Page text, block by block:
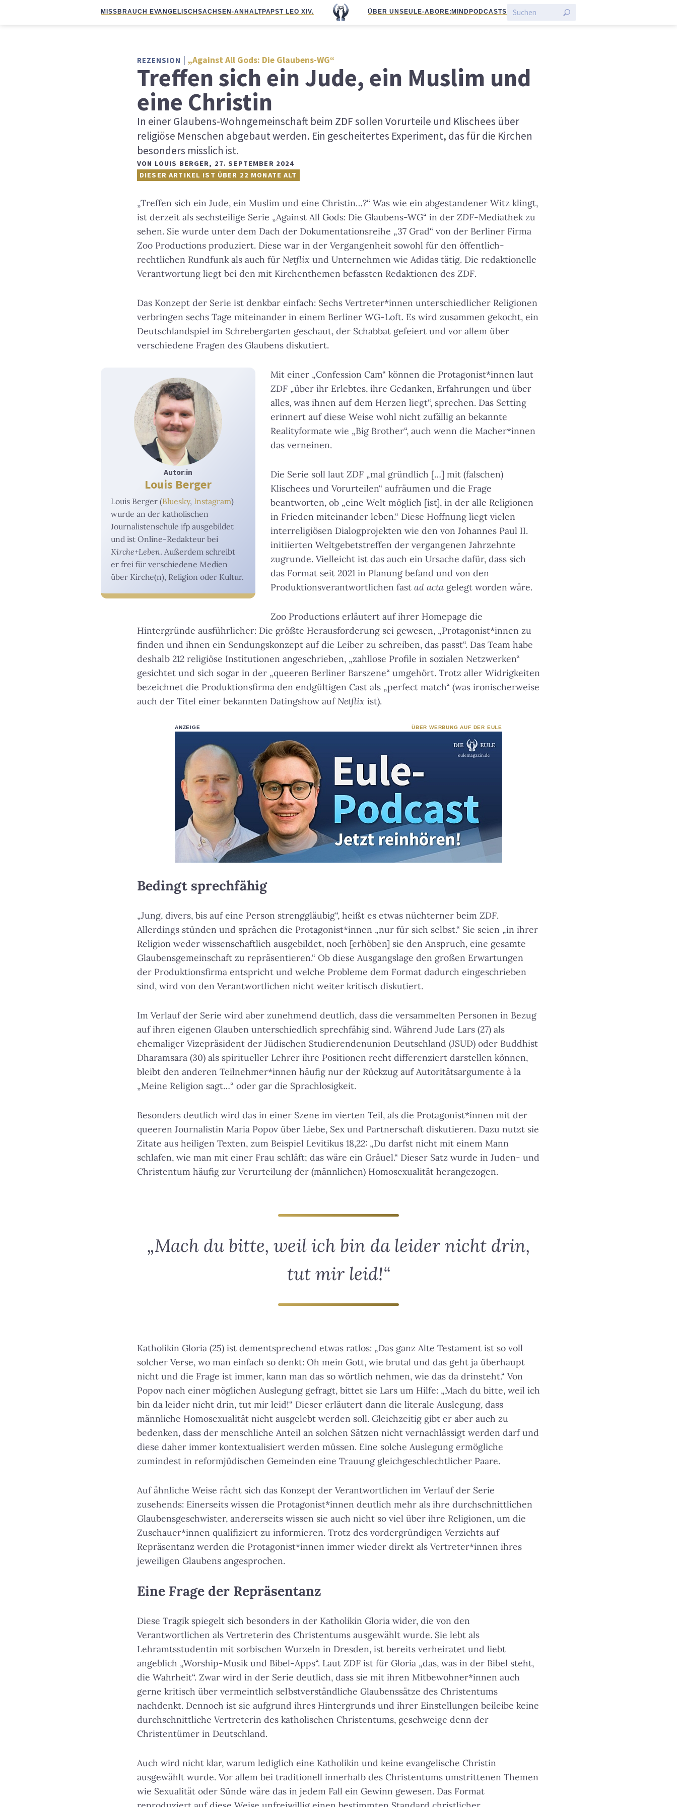
MISSBRAUCH EVANGELISCHSACHSEN-ANHALTPAPST LEO XIV. ÜBER UNS EULE-ABO RE:MIND PODCASTS
REZENSION „Against All Gods: Die Glaubens-WG“
Treffen sich ein Jude, ein Muslim und
eine Christin
In einer Glaubens-Wohngemeinschaft beim ZDF sollen Vorurteile und Klischees über
religiöse Menschen abgebaut werden. Ein gescheitertes Experiment, das für die Kirchen
besonders misslich ist.
VON LOUIS BERGER, 27. SEPTEMBER 2024
DIESER ARTIKEL IST ÜBER 22 MONATE ALT
„Treffen sich ein Jude, ein Muslim und eine Christin…?“ Was wie ein abgestandener Witz klingt,
ist derzeit als sechsteilige Serie „Against All Gods: Die Glaubens-WG“ in der ZDF-Mediathek zu
sehen. Sie wurde unter dem Dach der Dokumentationsreihe „37 Grad“ von der Berliner Firma
Zoo Productions produziert. Diese war in der Vergangenheit sowohl für den öffentlich-
rechtlichen Rundfunk als auch für Netflix und Unternehmen wie Adidas tätig. Die redaktionelle
Verantwortung liegt bei den mit Kirchenthemen befassten Redaktionen des ZDF.
Das Konzept der Serie ist denkbar einfach: Sechs Vertreter*innen unterschiedlicher Religionen
verbringen sechs Tage miteinander in einem Berliner WG-Loft. Es wird zusammen gekocht, ein
Deutschlandspiel im Schrebergarten geschaut, der Schabbat gefeiert und vor allem über
verschiedene Fragen des Glaubens diskutiert.
Autor:in
Louis Berger
Louis Berger (Bluesky, Instagram)
wurde an der katholischen
Journalistenschule ifp ausgebildet
und ist Online-Redakteur bei
Kirche+Leben. Außerdem schreibt
er frei für verschiedene Medien
über Kirche(n), Religion oder Kultur.
Mit einer „Confession Cam“ können die Protagonist*innen laut
ZDF„über ihr Erlebtes, ihre Gedanken, Erfahrungen und über
alles, was ihnen auf dem Herzen liegt“, sprechen. Das Setting
erinnert auf diese Weise wohl nicht zufällig an bekannte
Realityformate wie „Big Brother“, auch wenn die Macher*innen
das verneinen.
Die Serie soll laut ZDF„mal gründlich […] mit (falschen)
Klischees und Vorurteilen“ aufräumen und die Frage
beantworten, ob „eine Welt möglich [ist], in der alle Religionen
in Frieden miteinander leben.“ Diese Hoffnung liegt vielen
interreligiösen Dialogprojekten wie den von Johannes Paul II.
initiierten Weltgebetstreffen der vergangenen Jahrzehnte
zugrunde. Vielleicht ist das auch ein Ursache dafür, dass sich
das Format seit 2021 in Planung befand und von den
Produktionsverantwortlichen fast ad actagelegt worden wäre.
Zoo Productions erläutert auf ihrer Homepage die
Hintergründe ausführlicher: Die größte Herausforderung sei gewesen, „Protagonist*innen zu
finden und ihnen ein Sendungskonzept auf die Leiber zu schreiben, das passt“. Das Team habe
deshalb 212 religiöse Institutionen angeschrieben, „zahllose Profile in sozialen Netzwerken“
gesichtet und sich sogar in der „queeren Berliner Barszene“ umgehört. Trotz aller Widrigkeiten
bezeichnet die Produktionsfirma den endgültigen Cast als „perfect match“ (was ironischerweise
auch der Titel einer bekannten Datingshow auf Netflix ist).
ANZEIGE ÜBER WERBUNG AUF DER EULE
Bedingt sprechfähig
„Jung, divers, bis auf eine Person strenggläubig“, heißt es etwas nüchterner beim ZDF.
Allerdings stünden und sprächen die Protagonist*innen „nur für sich selbst.“ Sie seien „in ihrer
Religion weder wissenschaftlich ausgebildet, noch [erhöben] sie den Anspruch, eine gesamte
Glaubensgemeinschaft zu repräsentieren.“ Ob diese Ausgangslage den großen Erwartungen
der Produktionsfirma entspricht und welche Probleme dem Format dadurch eingeschrieben
sind, wird von den Verantwortlichen nicht weiter kritisch diskutiert.
Im Verlauf der Serie wird aber zunehmend deutlich, dass die versammelten Personen in Bezug
auf ihren eigenen Glauben unterschiedlich sprechfähig sind. Während Jude Lars (27) als
ehemaliger Vizepräsident der Jüdischen Studierendenunion Deutschland (JSUD) oder Buddhist
Dharamsara (30) als spiritueller Lehrer ihre Positionen recht differenziert darstellen können,
bleibt den anderen Teilnehmer*innen häufig nur der Rückzug auf Autoritätsargumente à la
„Meine Religion sagt…“ oder gar die Sprachlosigkeit.
Besonders deutlich wird das in einer Szene im vierten Teil, als die Protagonist*innen mit der
queeren Journalistin Maria Popov über Liebe, Sex und Partnerschaft diskutieren. Dazu nutzt sie
Zitate aus heiligen Texten, zum Beispiel Levitikus 18,22: „Du darfst nicht mit einem Mann
schlafen, wie man mit einer Frau schläft; das wäre ein Gräuel.“ Dieser Satz wurde in Juden- und
Christentum häufig zur Verurteilung der (männlichen) Homosexualität herangezogen.
„Mach du bitte, weil ich bin da leider nicht drin,
tut mir leid!“
Katholikin Gloria (25) ist dementsprechend etwas ratlos: „Das ganz Alte Testament ist so voll
solcher Verse, wo man einfach so denkt: Oh mein Gott, wie brutal und das geht ja überhaupt
nicht und die Frage ist immer, kann man das so wörtlich nehmen, wie das da drinsteht.“ Von
Popov nach einer möglichen Auslegung gefragt, bittet sie Lars um Hilfe: „Mach du bitte, weil ich
bin da leider nicht drin, tut mir leid!“ Dieser erläutert dann die literale Auslegung, dass
männliche Homosexualität nicht ausgelebt werden soll. Gleichzeitig gibt er aber auch zu
bedenken, dass der menschliche Anteil an solchen Sätzen nicht vernachlässigt werden darf und
diese daher immer kontextualisiert werden müssen. Eine solche Auslegung ermögliche
zumindest in reformjüdischen Gemeinden eine Trauung gleichgeschlechtlicher Paare.
Auf ähnliche Weise rächt sich das Konzept der Verantwortlichen im Verlauf der Serie
zusehends: Einerseits wissen die Protagonist*innen deutlich mehr als ihre durchschnittlichen
Glaubensgeschwister, andererseits wissen sie auch nicht so viel über ihre Religionen, um die
Zuschauer*innen qualifiziert zu informieren. Trotz des vordergründigen Verzichts auf
Repräsentanz werden die Protagonist*innen immer wieder direkt als Vertreter*innen ihres
jeweiligen Glaubens angesprochen.
Eine Frage der Repräsentanz
Diese Tragik spiegelt sich besonders in der Katholikin Gloria wider, die von den
Verantwortlichen als Vertreterin des Christentums ausgewählt wurde. Sie lebt als
Lehramtsstudentin mit sorbischen Wurzeln in Dresden, ist bereits verheiratet und liebt
angeblich „Worship-Musik und Bibel-Apps“. Laut ZDF ist für Gloria „das, was in der Bibel steht,
die Wahrheit“. Zwar wird in der Serie deutlich, dass sie mit ihren Mitbewohner*innen auch
gerne kritisch über vermeintlich selbstverständliche Glaubenssätze des Christentums
nachdenkt. Dennoch ist sie aufgrund ihres Hintergrunds und ihrer Einstellungen beileibe keine
durchschnittliche Vertreterin des katholischen Christentums, geschweige denn der
Christentümer in Deutschland.
Auch wird nicht klar, warum lediglich eine Katholikin und keine evangelische Christin
ausgewählt wurde. Vor allem bei traditionell innerhalb des Christentums umstrittenen Themen
wie Sexualität oder Sünde wäre das in jedem Fall ein Gewinn gewesen. Das Format